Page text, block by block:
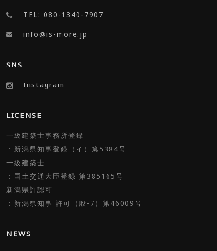
TEL: 080-1340-7907
info@is-more.jp
SNS
Instagram
LICENSE
一級建築士事務所登録
：新潟県知事登録（イ）第5384号
一級建築士
：国土交通大臣登録 第385165号
新潟県許認可
：新潟県知事 許可（般-7）第46009号
NEWS